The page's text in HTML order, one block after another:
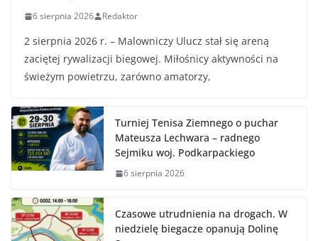
6 sierpnia 2026 Redaktor
2 sierpnia 2026 r. – Malowniczy Ulucz stał się areną
zaciętej rywalizacji biegowej. Miłośnicy aktywności na
świeżym powietrzu, zarówno amatorzy,
Turniej Tenisa Ziemnego o puchar
Mateusza Lechwara – radnego
Sejmiku woj. Podkarpackiego
6 sierpnia 2026
Czasowe utrudnienia na drogach. W
niedzielę biegacze opanują Dolinę